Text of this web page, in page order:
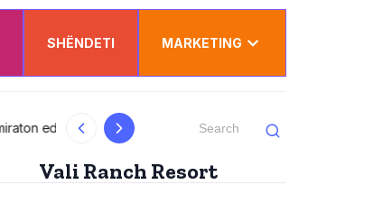
SHËNDETI MARKETING
Kurti uron Dua Lipën për “Sunny Hill”:
Vali Ranch Resort